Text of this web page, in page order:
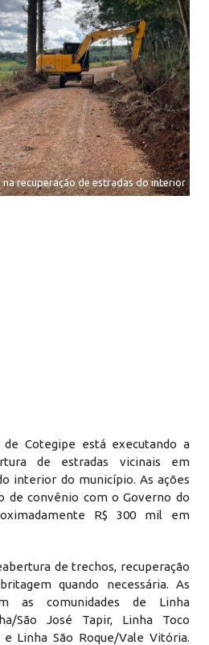
recuperação de estradas do interior
Cotegipe está executando a
de estradas vicinais em
interior do município. As ações
de convênio com o Governo do
R$ 300 mil em
de trechos, recuperação
quando necessária. As
as comunidades de Linha
São José Tapir, Linha Toco
Linha São Roque/Vale Vitória.